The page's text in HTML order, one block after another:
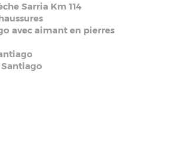
Sarria Km 114
avec aimant en pierres